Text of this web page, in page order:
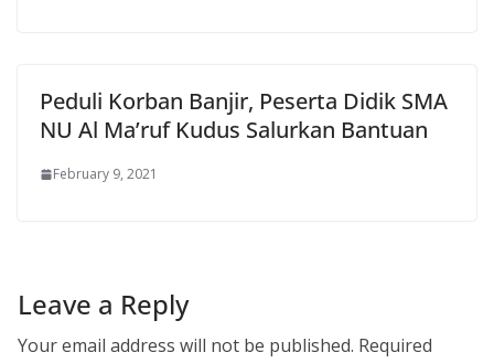
Peduli Korban Banjir, Peserta Didik SMA
NU Al Ma’ruf Kudus Salurkan Bantuan
February 9, 2021
Leave a Reply
Your email address will not be published. Required